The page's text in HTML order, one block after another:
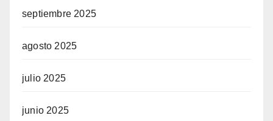
septiembre 2025
agosto 2025
julio 2025
junio 2025